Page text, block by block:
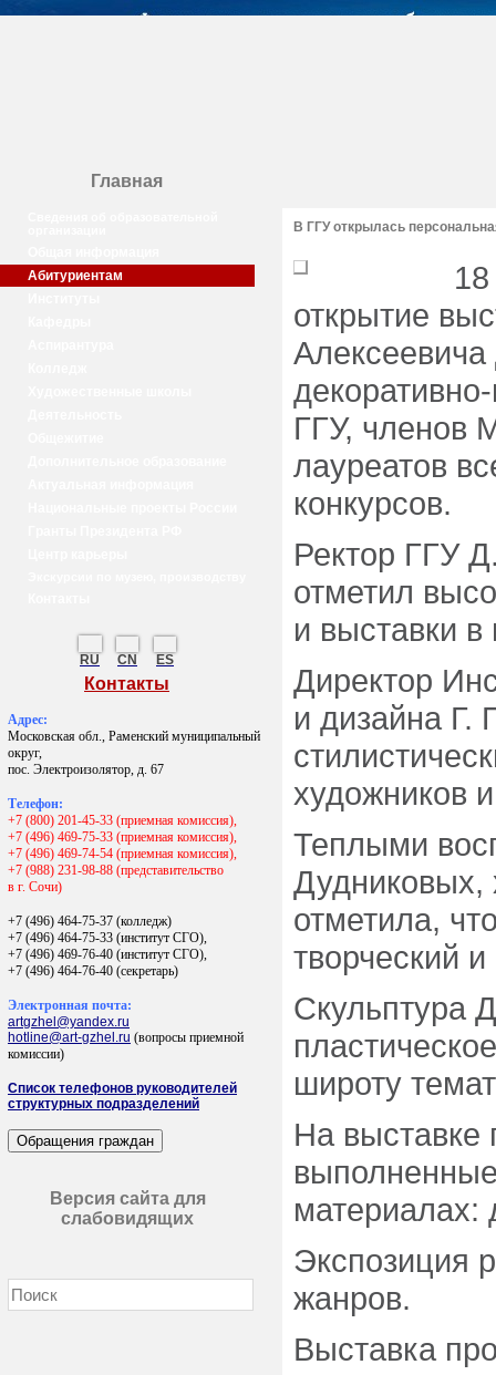
Главная
Абитуриентам
RU CN ES
Контакты
Адрес:
Московская обл., Раменский муниципальный
округ,
пос. Электроизолятор, д. 67
Телефон:
+7 (800) 201-45-33 (приемная комиссия),
+7 (496) 469-75-33 (приемная комиссия),
+7 (496) 469-74-54 (приемная комиссия),
+7 (988) 231-98-88 (представительство
в г. Сочи)
+7 (496) 464-75-37 (колледж)
+7 (496) 464-75-33 (институт СГО),
+7 (496) 469-76-40 (институт СГО),
+7 (496) 464-76-40 (секретарь)
Электронная почта:
artgzhel@yandex.ru
hotline@art-gzhel.ru (вопросы приемной
комиссии)
Список телефонов руководителей
структурных подразделений
Версия сайта для
слабовидящих
В ГГУ открылась
открытие
ГГУ, членов
лауреатов
конкурсов.
Ректор ГГУ
отметил
и выставки
Директор
и дизайна Г.
художников
Теплыми
Дудниковых,
отметила,
творческий
Скульптура
широту
На выставке
материалах:
Экспозиция
жанров.
Выставка